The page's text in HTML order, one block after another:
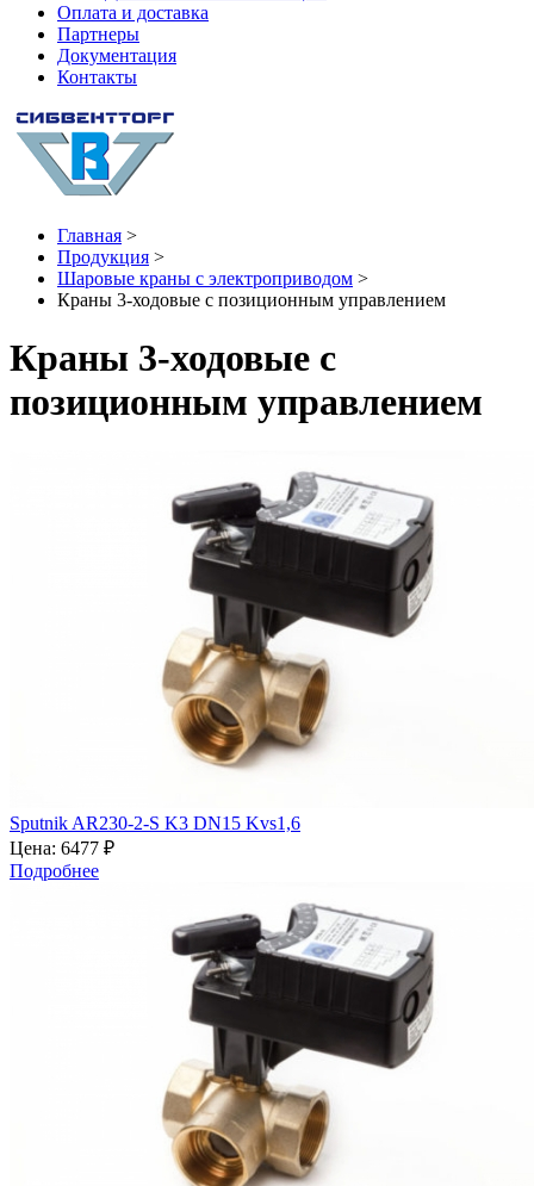
Оплата и доставка
Партнеры
Документация
Контакты
Главная >
Продукция >
Шаровые краны с электроприводом >
Краны 3-ходовые с позиционным управлением
Краны 3-ходовые с
позиционным управлением
Sputnik AR230-2-S K3 DN15 Kvs1,6
Цена: 6477 ₽
Подробнее